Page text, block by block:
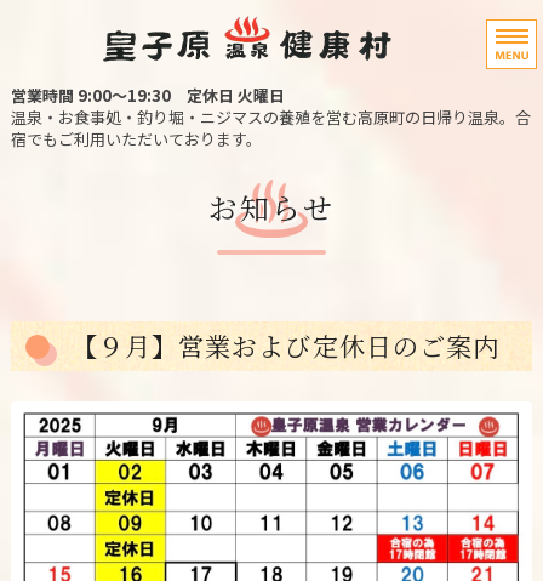
宮崎県高原町
営業時間 9:00〜19:30
定休日 火曜日
温泉・お食事処・釣り堀・ニジマスの養殖を営む高原町の日帰り温泉。合
宿でもご利用いただいております。
ニジマス釣り堀
アクセス
お知らせ
【９月】営業および定休日のご案内